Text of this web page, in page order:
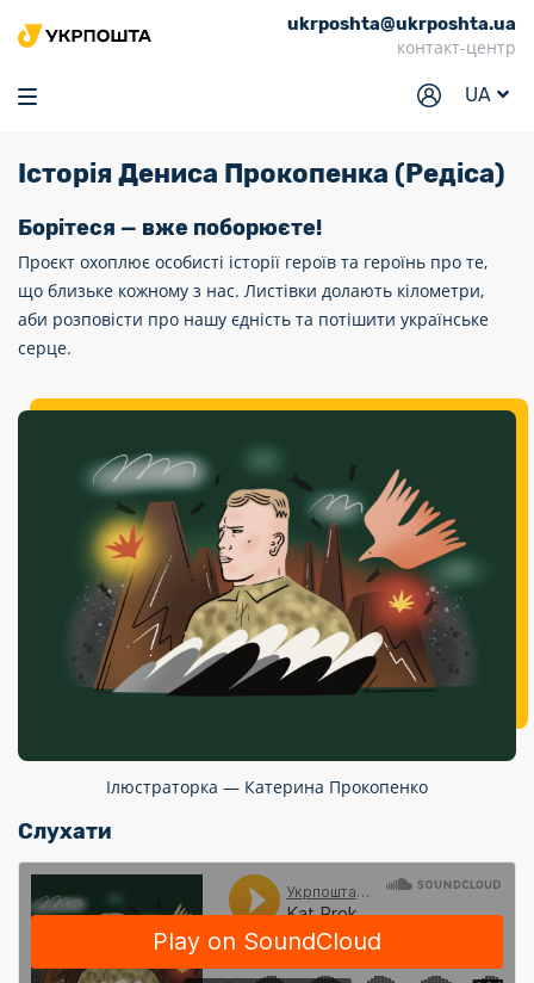
ukrposhta@ukrposhta.ua
контакт-центр
UA
Головна
Маркет
Трекінг
Послуги
Тарифи
Відділення
Кар’єра
Для бізнесу
Історія Дениса Прокопенка (Редіса)
Ілюстраторка — Катерина Прокопенко
Борітеся — вже поборюєте!
Проєкт охоплює особисті історії героїв та героїнь про те,
що близьке кожному з нас. Листівки долають кілометри,
аби розповісти про нашу єдність та потішити українське
серце.
Слухати